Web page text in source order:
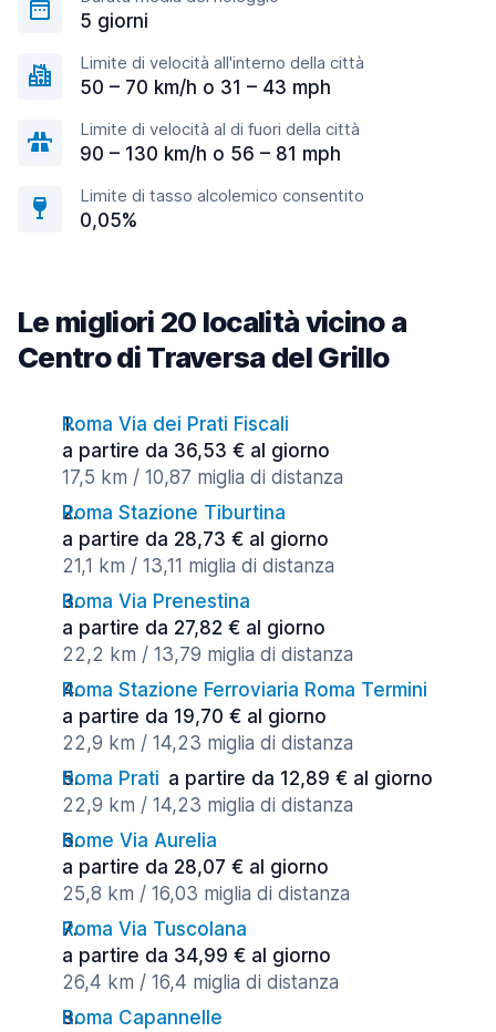
5 giorni
Limite di velocità all'interno della città
50 – 70 km/h o 31 – 43 mph
Limite di velocità al di fuori della città
90 – 130 km/h o 56 – 81 mph
Limite di tasso alcolemico consentito
0,05%
Le migliori 20 località vicino a
Centro di Traversa del Grillo
Roma Via dei Prati Fiscali
a partire da 36,53 € al giorno
17,5 km / 10,87 miglia di distanza
Roma Stazione Tiburtina
a partire da 28,73 € al giorno
21,1 km / 13,11 miglia di distanza
Roma Via Prenestina
a partire da 27,82 € al giorno
22,2 km / 13,79 miglia di distanza
Roma Stazione Ferroviaria Roma Termini
a partire da 19,70 € al giorno
22,9 km / 14,23 miglia di distanza
Roma Prati a partire da 12,89 € al giorno
22,9 km / 14,23 miglia di distanza
Rome Via Aurelia
a partire da 28,07 € al giorno
25,8 km / 16,03 miglia di distanza
Roma Via Tuscolana
a partire da 34,99 € al giorno
26,4 km / 16,4 miglia di distanza
Roma Capannelle